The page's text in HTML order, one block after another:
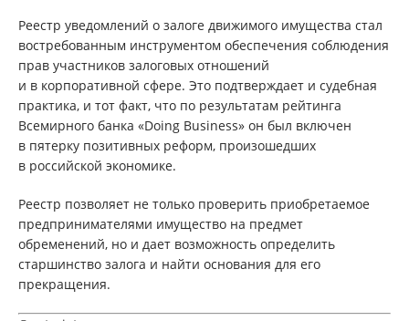
Реестр уведомлений о залоге движимого имущества стал
востребованным инструментом обеспечения соблюдения
прав участников залоговых отношений
и в корпоративной сфере. Это подтверждает и судебная
практика, и тот факт, что по результатам рейтинга
Всемирного банка «Doing Business» он был включен
в пятерку позитивных реформ, произошедших
в российской экономике.
Реестр позволяет не только проверить приобретаемое
предпринимателями имущество на предмет
обременений, но и дает возможность определить
старшинство залога и найти основания для его
прекращения.